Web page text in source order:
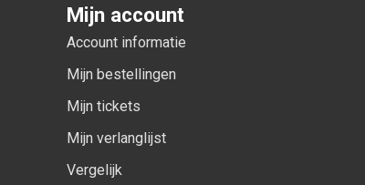
Mijn account
Account informatie
Mijn bestellingen
Mijn tickets
Mijn verlanglijst
Vergelijk